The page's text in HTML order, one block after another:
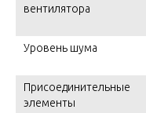
вентилятора
Уровень шума
Присоединительные
элементы